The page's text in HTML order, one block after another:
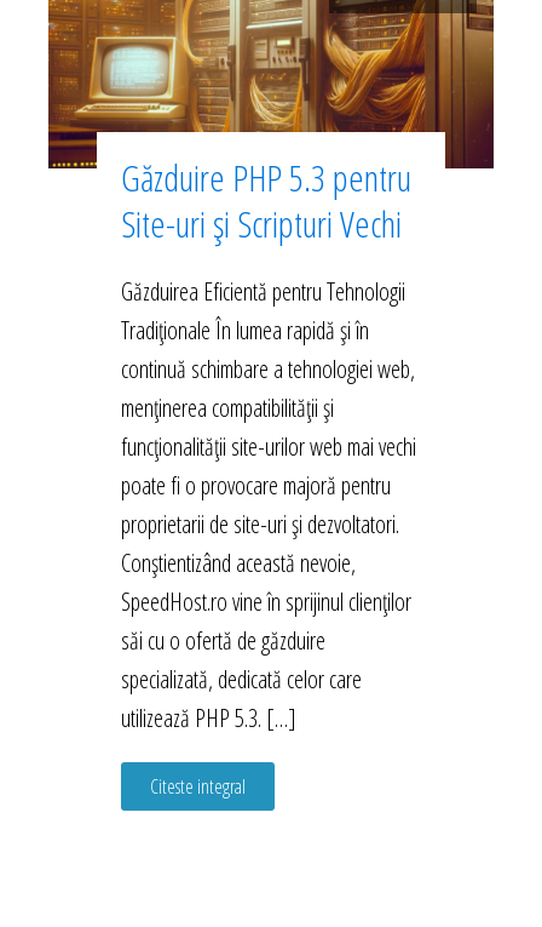
Găzduire PHP 5.3 pentru
Site-uri și Scripturi Vechi
Găzduirea Eficientă pentru Tehnologii
Tradiționale În lumea rapidă și în
continuă schimbare a tehnologiei web,
menținerea compatibilității și
funcționalității site-urilor web mai vechi
poate fi o provocare majoră pentru
proprietarii de site-uri și dezvoltatori.
Conștientizând această nevoie,
SpeedHost.ro vine în sprijinul clienților
săi cu o ofertă de găzduire
specializată, dedicată celor care
utilizează PHP 5.3. […]
Citeste integral